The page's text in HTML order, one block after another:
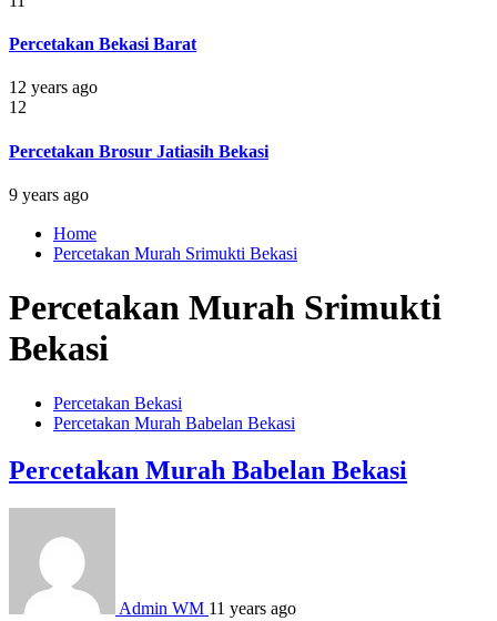
Percetakan Bekasi Barat
12 years ago
12
Percetakan Brosur Jatiasih Bekasi
9 years ago
Home
Percetakan Murah Srimukti Bekasi
Percetakan Murah Srimukti
Bekasi
Percetakan Bekasi
Percetakan Murah Babelan Bekasi
Percetakan Murah Babelan Bekasi
Admin WM 11 years ago